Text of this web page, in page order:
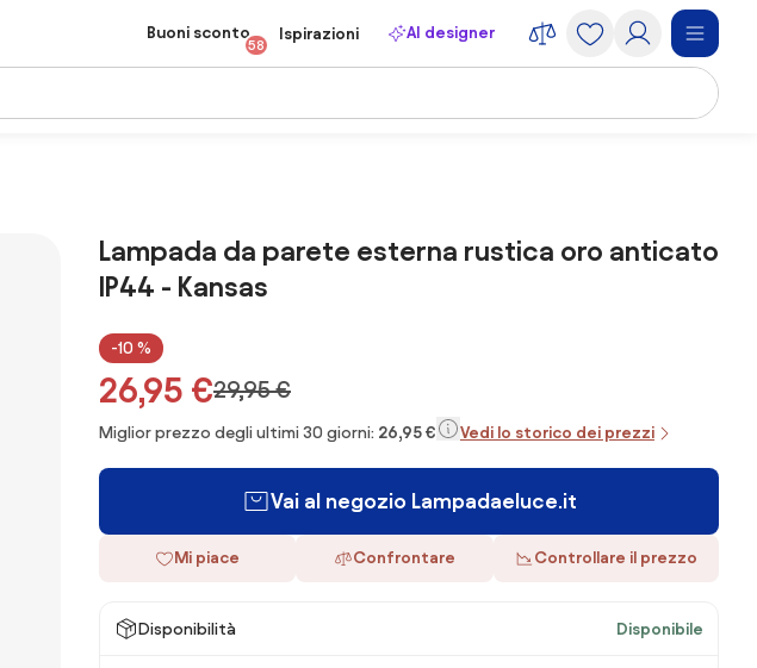
Buoni sconto
58
Ispirazioni AI designer
Lampada da parete esterna rustica oro anticato
IP44 - Kansas
-10 %
26,95 €29,95 €
Miglior prezzo degli ultimi 30 giorni: 26,95 € Vedi lo storico dei prezzi
Vai al negozio Lampadaeluce.it
Mi piace Confrontare Controllare il prezzo
Disponibilità Disponibile